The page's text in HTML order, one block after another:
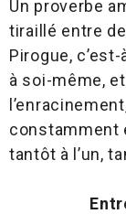
Un proverbe
tiraillé entre
Pirogue,
à soi-même,
constamment
tantôt à l’un,